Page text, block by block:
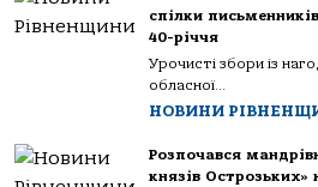
спілки
40-річчя
Урочисті збори із
обласної...
НОВИНИ
Розпочався
князів Острозьких»